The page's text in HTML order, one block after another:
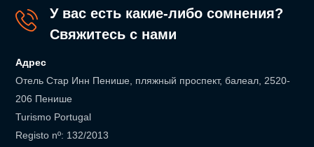
У вас есть какие-либо сомнения?
Свяжитесь с нами
Адрес
Отель Стар Инн Пенише, пляжный проспект, балеал, 2520-
206 Пенише
Turismo Portugal
Registo nº: 132/2013